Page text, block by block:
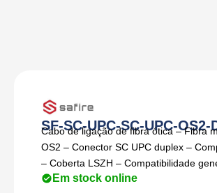
SF-SC-UPC-SC-UPC-OS2-
Cabo de ligação de fibra ótica – Fibra
OS2 – Conector SC UPC duplex –
– Coberta LSZH – Compatibilidade
Em stock online